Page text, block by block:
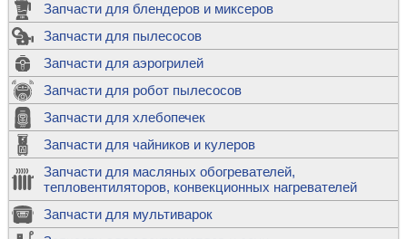
Запчасти для блендеров и миксеров
Запчасти для пылесосов
Запчасти для аэрогрилей
Запчасти для робот пылесосов
Запчасти для хлебопечек
Запчасти для чайников и кулеров
Запчасти для масляных обогревателей,
тепловентиляторов, конвекционных нагревателей
Запчасти для мультиварок